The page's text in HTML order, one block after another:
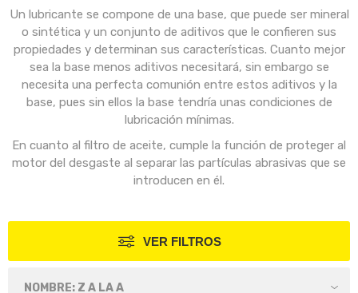
Un lubricante se compone de una base, que puede ser mineral
o sintética y un conjunto de aditivos que le confieren sus
propiedades y determinan sus características. Cuanto mejor
sea la base menos aditivos necesitará, sin embargo se
necesita una perfecta comunión entre estos aditivos y la
base, pues sin ellos la base tendría unas condiciones de
lubricación mínimas.
En cuanto al filtro de aceite, cumple la función de proteger al
motor del desgaste al separar las partículas abrasivas que se
introducen en él.
VER FILTROS